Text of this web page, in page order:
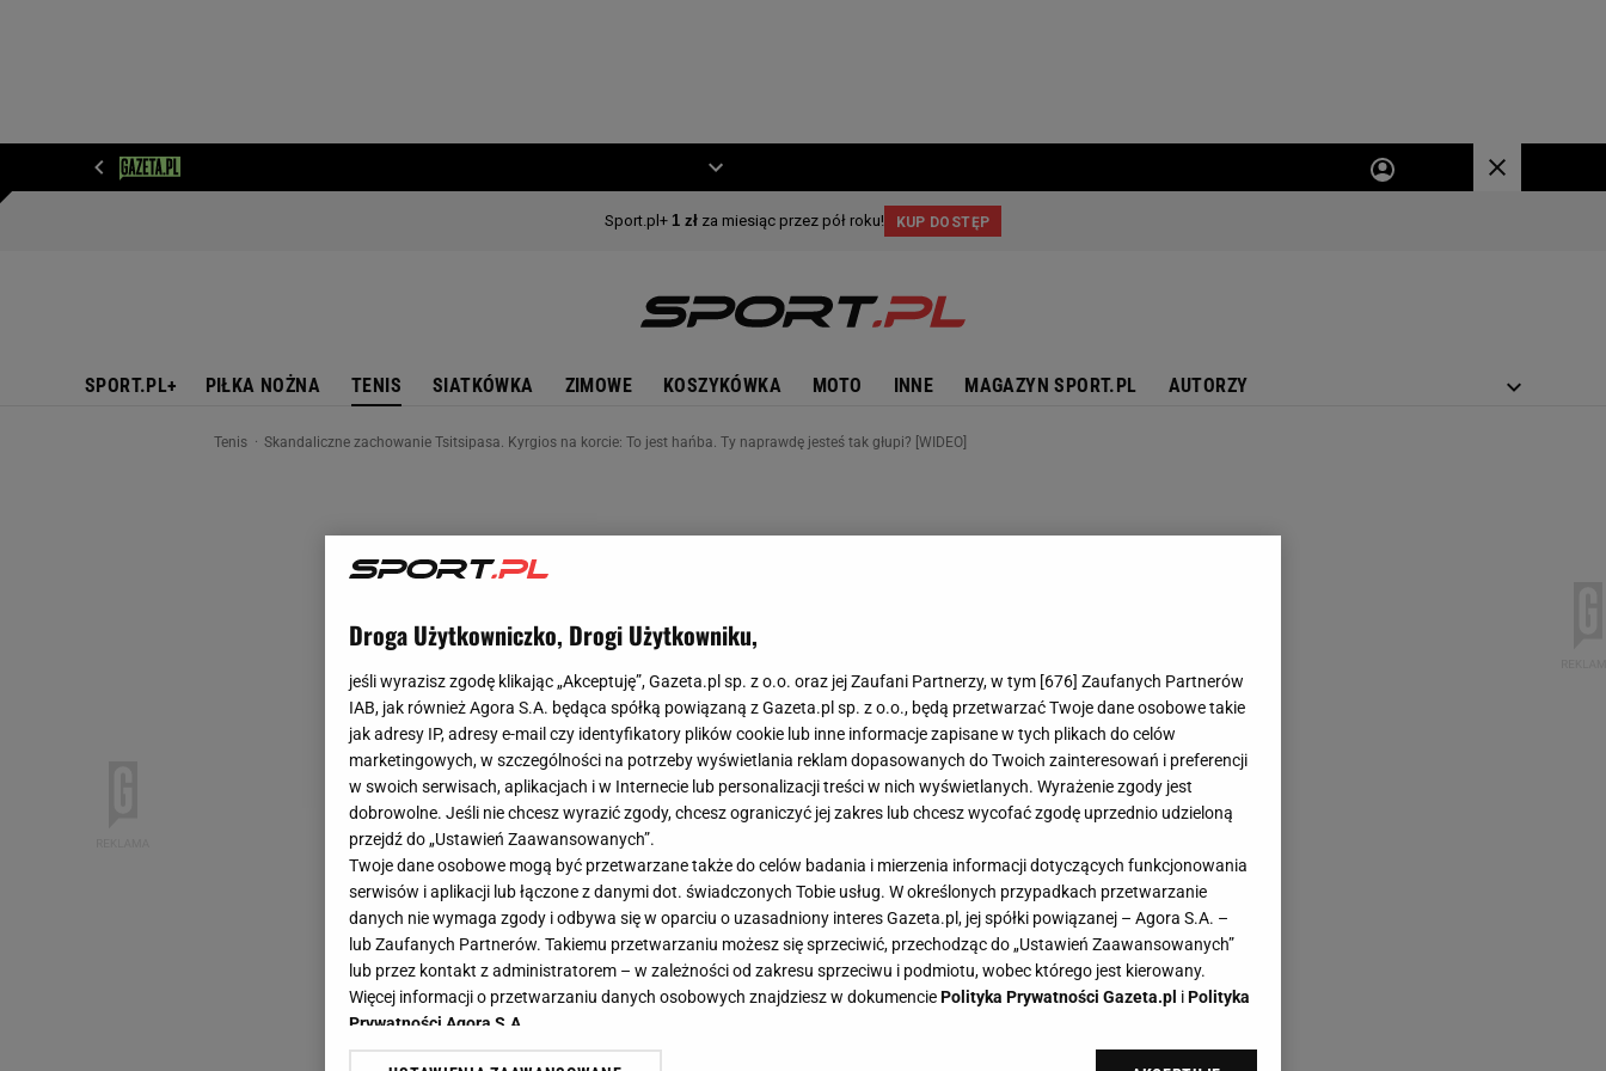
SPORT.PL+ PIŁKA NOŻNA TENIS SIATKÓWKA ZIMOWE KOSZYKÓWKA MOTO INNE MAGAZYN SPORT.PL AUTORZY
Tenis Skandaliczne zachowanie Tsitsipasa. Kyrgios na korcie: To jest hańba. Ty naprawdę jesteś tak głupi? [WIDEO]
Droga Użytkowniczko, Drogi Użytkowniku,
jeśli wyrazisz zgodę klikając „Akceptuję”, Gazeta.pl sp. z o.o. oraz jej Zaufani Partnerzy, w tym [676] Zaufanych Partnerów
IAB, jak również Agora S.A. będąca spółką powiązaną z Gazeta.pl sp. z o.o., będą przetwarzać Twoje dane osobowe takie
jak adresy IP, adresy e-mail czy identyfikatory plików cookie lub inne informacje zapisane w tych plikach do celów
marketingowych, w szczególności na potrzeby wyświetlania reklam dopasowanych do Twoich zainteresowań i preferencji
w swoich serwisach, aplikacjach i w Internecie lub personalizacji treści w nich wyświetlanych. Wyrażenie zgody jest
dobrowolne. Jeśli nie chcesz wyrazić zgody, chcesz ograniczyć jej zakres lub chcesz wycofać zgodę uprzednio udzieloną
przejdź do „Ustawień Zaawansowanych”.
Twoje dane osobowe mogą być przetwarzane także do celów badania i mierzenia informacji dotyczących funkcjonowania
serwisów i aplikacji lub łączone z danymi dot. świadczonych Tobie usług. W określonych przypadkach przetwarzanie
danych nie wymaga zgody i odbywa się w oparciu o uzasadniony interes Gazeta.pl, jej spółki powiązanej – Agora S.A. –
lub Zaufanych Partnerów. Takiemu przetwarzaniu możesz się sprzeciwić, przechodząc do „Ustawień Zaawansowanych”
lub przez kontakt z administratorem – w zależności od zakresu sprzeciwu i podmiotu, wobec którego jest kierowany.
Więcej informacji o przetwarzaniu danych osobowych znajdziesz w dokumenciePolityka Prywatności Gazeta.pl iPolityka
Prywatności Agora S.A.